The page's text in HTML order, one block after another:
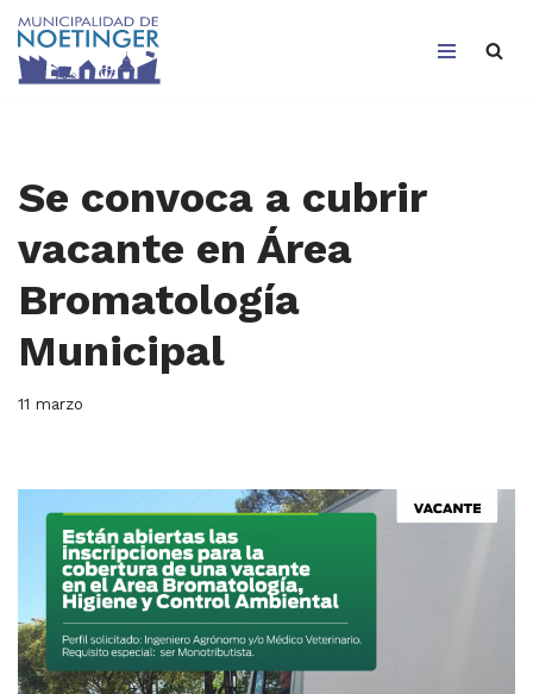
Saltar
Se convoca a cubrir
vacante en Área
Bromatología
Municipal
11 marzo